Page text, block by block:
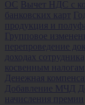
ОС
Вычет НДС с
банковских карт
продукция и
Групповое
перепроведение
доходах сотрудника
косвенным налогам
Денежная
Добавление МЧД
начисления премии